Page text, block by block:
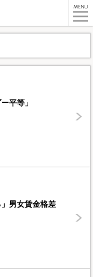
平等」
男女賃金格差